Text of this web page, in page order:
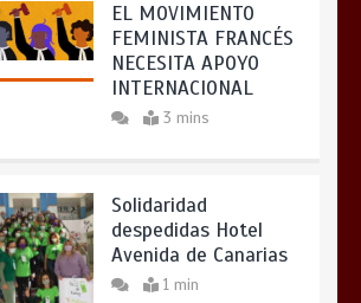
EL MOVIMIENTO
FEMINISTA FRANCÉS
NECESITA APOYO
INTERNACIONAL
3 mins
Solidaridad
despedidas Hotel
Avenida de Canarias
1 min